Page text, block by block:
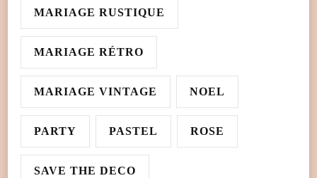
MARIAGE RUSTIQUE
MARIAGE RÉTRO
MARIAGE VINTAGE NOEL
PARTY PASTEL ROSE
SAVE THE DECO